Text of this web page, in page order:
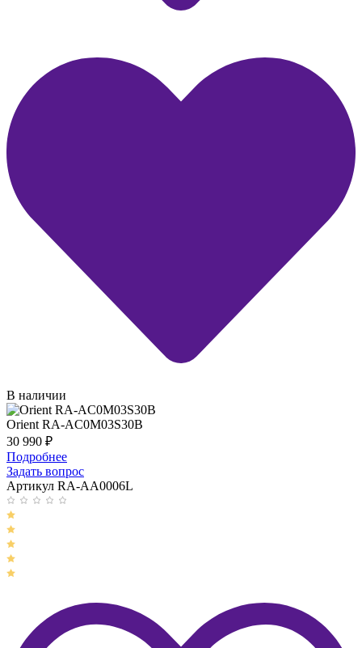
В наличии
Orient RA-AC0M03S30B
30 990 ₽
Подробнее
Задать вопрос
Артикул RA-AA0006L